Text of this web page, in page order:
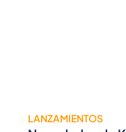
LANZAMIENTOS